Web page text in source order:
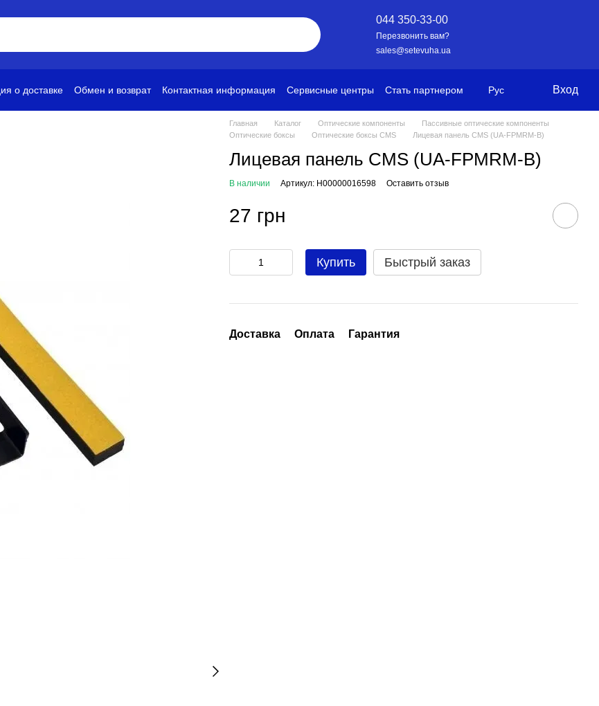
044 350-33-00
Перезвонить вам?
sales@setevuha.ua
о доставке Обмен и возврат Контактная информация Сервисные центры
Стать партнером
Рус Вход
Главная Каталог Оптические компоненты
Пассивные оптические компоненты
Оптические боксы
Оптические боксы CMS Лицевая панель CMS (UA-FPMRM-B)
Лицевая панель CMS (UA-FPMRM-B)
В наличии Артикул: H00000016598 Оставить отзыв
27 грн
Купить Быстрый заказ
Доставка Оплата Гарантия